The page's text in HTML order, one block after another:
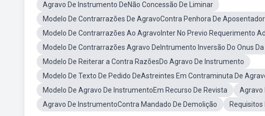
Agravo De Instrumento DeNão Concessão De Liminar
Modelo De Contrarrazões De AgravoContra Penhora De
Modelo De Contrarrazões Ao AgravoInter No Previo Requerimento
Modelo De Contrarrazões Agravo DeIntrumento Inversão Do Onus
Modelo De Reiterar a Contra RazõesDo Agravo De Instrumento
Modelo De Texto De Pedido DeAstreintes Em Contraminuta De
Modelo De Agravo De InstrumentoEm Recurso De Revista
Agravo
Agravo De InstrumentoContra Mandado De Demolição